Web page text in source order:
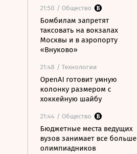
21:50 / Общество
Бомбилам запретят
таксовать на вокзалах
Москвы и в аэропорту
«Внуково»
21:48 / Технологии
OpenAI готовит умную
колонку размером с
хоккейную шайбу
21:44 / Общество
Бюджетные места ведущих
вузов занимает все больше
олимпиадников